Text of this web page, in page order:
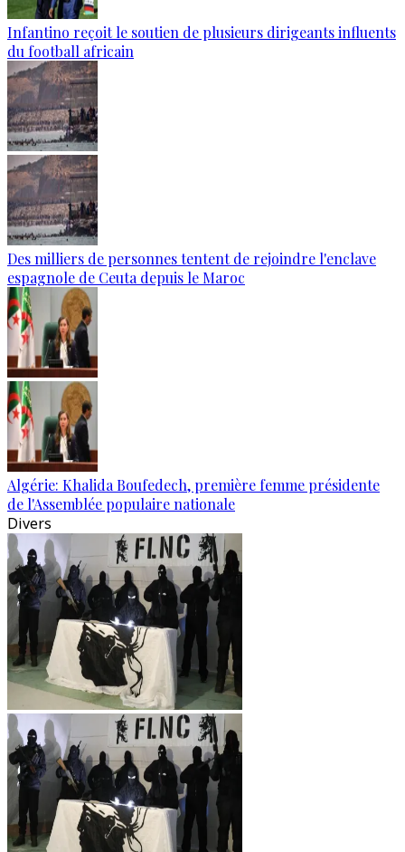
Infantino reçoit le soutien de plusieurs dirigeants influents
du football africain
Des milliers de personnes tentent de rejoindre l'enclave
espagnole de Ceuta depuis le Maroc
Algérie: Khalida Boufedech, première femme présidente
de l'Assemblée populaire nationale
Divers